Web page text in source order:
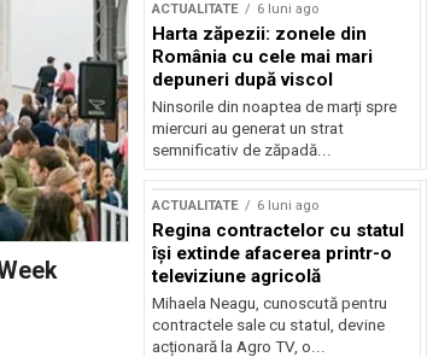
ACTUALITATE 6 luni ago
Harta zăpezii: zonele din
România cu cele mai mari
depuneri după viscol
Ninsorile din noaptea de marți spre
miercuri au generat un strat
semnificativ de zăpadă...
ACTUALITATE 6 luni ago
Regina contractelor cu statul
își extinde afacerea printr-o
televiziune agricolă
Mihaela Neagu, cunoscută pentru
contractele sale cu statul, devine
acționară la Agro TV, o...